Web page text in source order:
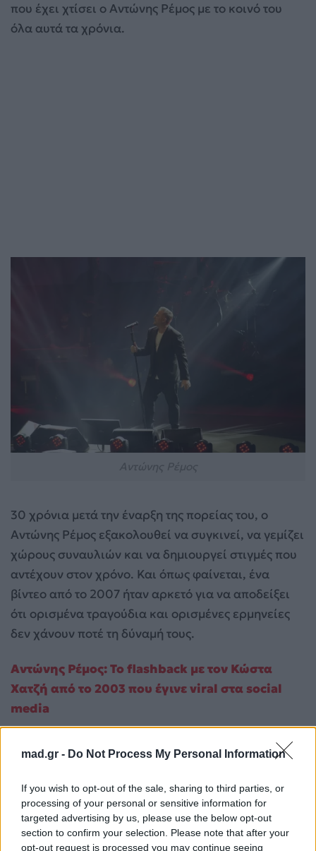
mad.gr - Do Not Process My Personal Information
If you wish to opt-out of the sale, sharing to third parties, or
processing of your personal or sensitive information for
targeted advertising by us, please use the below opt-out
section to confirm your selection. Please note that after your
opt-out request is processed you may continue seeing
που έχει χτίσει ο Αντώνης Ρέμος με το κοινό του
όλα αυτά τα χρόνια.
30 χρόνια μετά την έναρξη της πορείας του, ο
Αντώνης Ρέμος εξακολουθεί να συγκινεί, να γεμίζει
χώρους συναυλιών και να δημιουργεί στιγμές που
αντέχουν στον χρόνο. Και όπως φαίνεται, ένα
βίντεο από το 2007 ήταν αρκετό για να αποδείξει
ότι ορισμένα τραγούδια και ορισμένες ερμηνείες
δεν χάνουν ποτέ τη δύναμή τους.
Αντώνης Ρέμος: Το flashback με τον Κώστα
Χατζή από το 2003 που έγινε viral στα social
media
σχετικά με τοMad.gr, επισκεφτείτε μας στο
ακολουθήστε μας στοInstagram.
ΑΝΤΩΝΗΣ ΡΕΜΟΣ μουσική